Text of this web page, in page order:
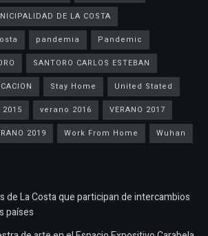
DE LA COSTA
pandemia
Pandemic
SANTORO CARLOS ESTEBAN
Stay Home
United Stated
verano 2016
VERANO 2017
2019 Work From Home Wuhan
de La Costa que participan de intercambios
países